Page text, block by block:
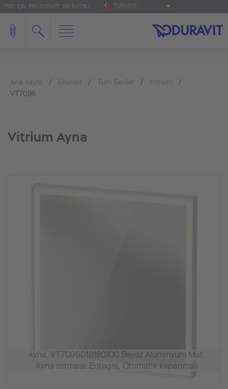
'PRO' IÇIN: PRO.DURAVIT BIR BAYI BUL TÜRKIYE
Ana sayfa Ürünler Tüm Seriler
Vitrium
VT7096
Vitrium Ayna
Ayna, VT7096018180100 Beyaz Alüminyum Mat,
Ayna ısıtması: Entegre, Otomatik kapanmalı